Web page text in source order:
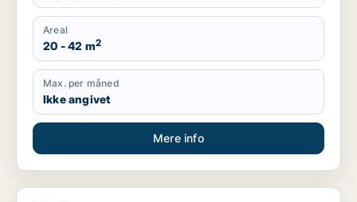
Areal
20 - 42 m2
Max. per måned
Ikke angivet
Mere info